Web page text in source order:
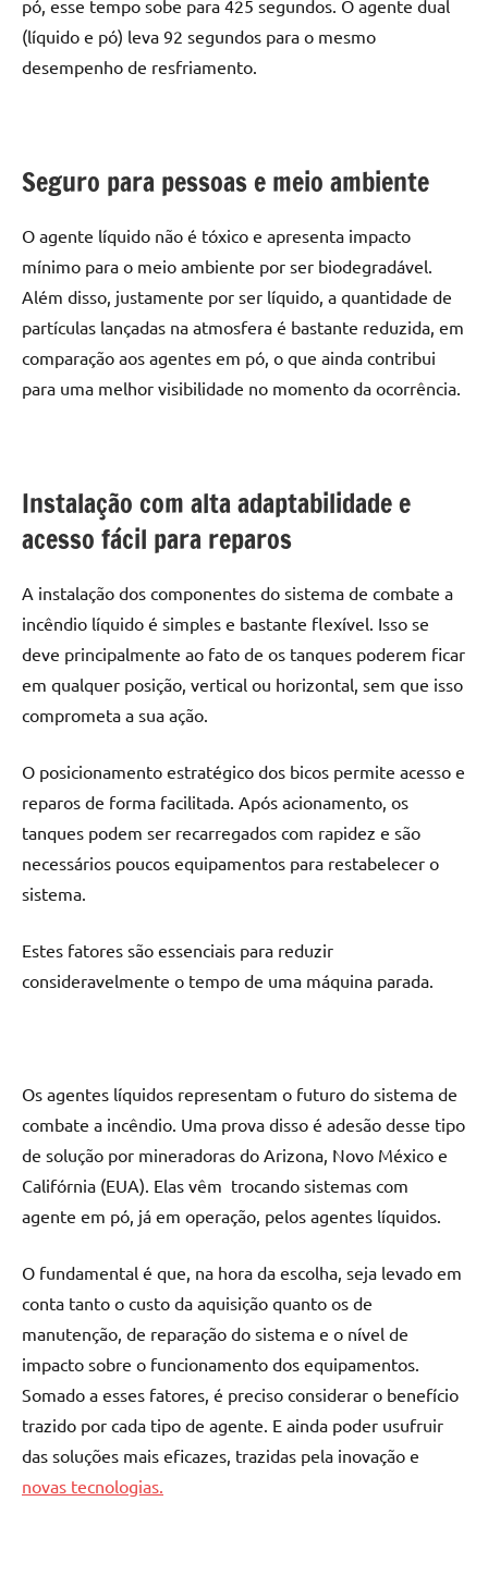
pó, esse tempo sobe para 425 segundos. O agente dual
(líquido e pó) leva 92 segundos para o mesmo
desempenho de resfriamento.
Seguro para pessoas e meio ambiente
O agente líquido não é tóxico e apresenta impacto
mínimo para o meio ambiente por ser biodegradável.
Além disso, justamente por ser líquido, a quantidade de
partículas lançadas na atmosfera é bastante reduzida, em
comparação aos agentes em pó, o que ainda contribui
para uma melhor visibilidade no momento da ocorrência.
Instalação com alta adaptabilidade e
acesso fácil para reparos
A instalação dos componentes do sistema de combate a
incêndio líquido é simples e bastante flexível. Isso se
deve principalmente ao fato de os tanques poderem ficar
em qualquer posição, vertical ou horizontal, sem que isso
comprometa a sua ação.
O posicionamento estratégico dos bicos permite acesso e
reparos de forma facilitada. Após acionamento, os
tanques podem ser recarregados com rapidez e são
necessários poucos equipamentos para restabelecer o
sistema.
Estes fatores são essenciais para reduzir
consideravelmente o tempo de uma máquina parada.
Os agentes líquidos representam o futuro do sistema de
combate a incêndio. Uma prova disso é adesão desse tipo
de solução por mineradoras do Arizona, Novo México e
Califórnia (EUA). Elas vêm trocando sistemas com
agente em pó, já em operação, pelos agentes líquidos.
O fundamental é que, na hora da escolha, seja levado em
conta tanto o custo da aquisição quanto os de
manutenção, de reparação do sistema e o nível de
impacto sobre o funcionamento dos equipamentos.
Somado a esses fatores, é preciso considerar o benefício
trazido por cada tipo de agente. E ainda poder usufruir
das soluções mais eficazes, trazidas pela inovação e
novas tecnologias.